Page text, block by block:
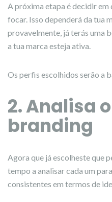
A próxima etapa é decidir
focar. Isso dependerá da tua
provavelmente, já terás uma
a tua marca esteja ativa.
Os perfis escolhidos serão a
2. Analisa
branding
Agora que já escolheste que
tempo a analisar cada um
consistentes em termos de